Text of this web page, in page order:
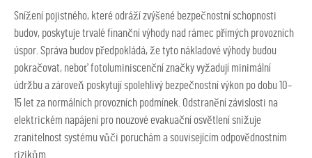
Snížení pojistného, které odráží zvýšené bezpečnostní schopnosti
budov, poskytuje trvalé finanční výhody nad rámec přímých provozních
úspor. Správa budov předpokládá, že tyto nákladové výhody budou
pokračovat, neboť fotoluminiscenční značky vyžadují minimální
údržbu a zároveň poskytují spolehlivý bezpečnostní výkon po dobu 10–
15 let za normálních provozních podmínek. Odstranění závislosti na
elektrickém napájení pro nouzové evakuační osvětlení snižuje
zranitelnost systému vůči poruchám a souvisejícím odpovědnostním
rizikům.